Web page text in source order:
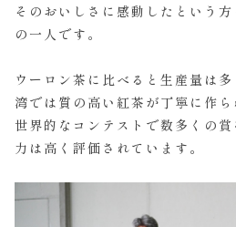
そのおいしさに感動したという
の一人です。
ウーロン茶に比べると生産量は
湾では質の高い紅茶が丁寧に作ら
世界的なコンテストで数多くの
力は高く評価されています。